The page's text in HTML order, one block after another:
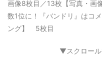
画像8枚目／13枚 【写真・
数1位に！『バンドリ』はコ
ング】 5枚目
▼スクロー